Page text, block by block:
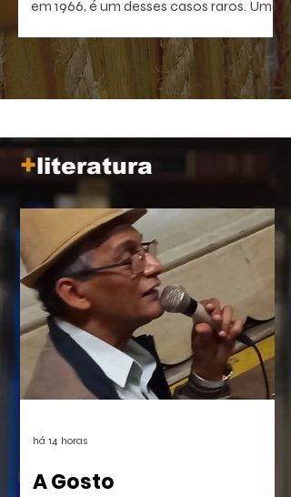
em 1966, é um desses casos raros. Uma
devastadora no que sugere. Um filme
que, quanto mais distante fica no
tempo, mais próximo parece de nós.
+literatura
A Gosto
há 14 horas